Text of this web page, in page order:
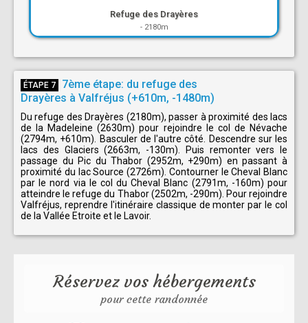
Refuge des Drayères
- 2180m
ÉTAPE 7
7ème étape: du refuge des
Drayères à Valfréjus (+610m, -1480m)
Du refuge des Drayères (2180m), passer à proximité des lacs
de la Madeleine (2630m) pour rejoindre le col de Névache
(2794m, +610m). Basculer de l'autre côté. Descendre sur les
lacs des Glaciers (2663m, -130m). Puis remonter vers le
passage du Pic du Thabor (2952m, +290m) en passant à
proximité du lac Source (2726m). Contourner le Cheval Blanc
par le nord via le col du Cheval Blanc (2791m, -160m) pour
atteindre le refuge du Thabor (2502m, -290m). Pour rejoindre
Valfréjus, reprendre l'itinéraire classique de monter par le col
de la Vallée Etroite et le Lavoir.
Réservez vos hébergements
pour cette randonnée